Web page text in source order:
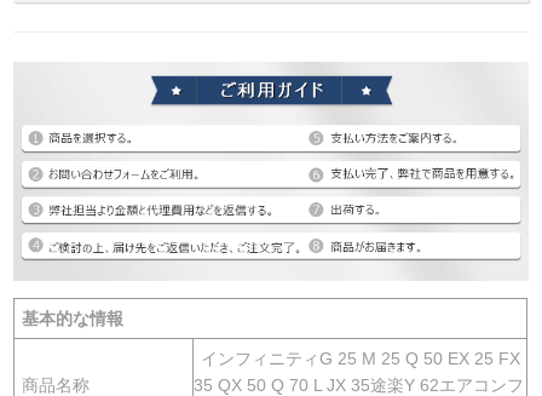
基本的な情報
商品名称
インフィニティG 25 M 25 Q 50 EX 25 FX
35 QX 50 Q 70 L JX 35途楽Y 62エアコンフ